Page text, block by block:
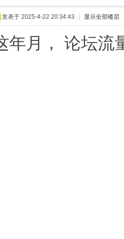
发表于 2025-4-22 20:34:43 显示全部楼层
年月， 论坛流